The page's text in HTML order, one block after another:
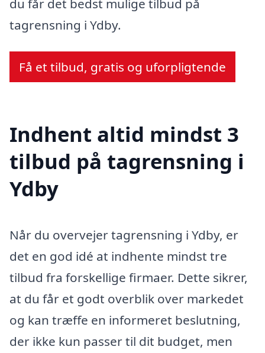
tagrensning i Ydby.
Få et tilbud, gratis og uforpligtende
Indhent altid mindst 3
tilbud på tagrensning i
Ydby
Når du overvejer tagrensning i Ydby, er
det en god idé at indhente mindst tre
tilbud fra forskellige firmaer. Dette sikrer,
at du får et godt overblik over markedet
og kan træffe en informeret beslutning,
der ikke kun passer til dit budget, men